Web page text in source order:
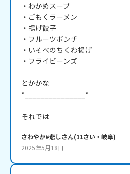
・わかめスープ
・ごもくラーメン
・揚げ餃子
・フルーツポンチ
・いそべのちくわ揚げ
・フライビーンズ
とかかな
*_______________*
それでは
さわやか#悲しさん(11さい・ 岐阜)
2025年5月18日